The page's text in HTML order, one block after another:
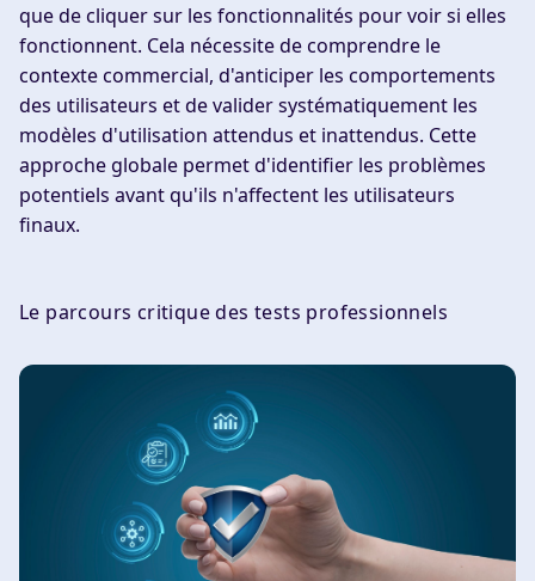
que de cliquer sur les fonctionnalités pour voir si elles
fonctionnent. Cela nécessite de comprendre le
contexte commercial, d'anticiper les comportements
des utilisateurs et de valider systématiquement les
modèles d'utilisation attendus et inattendus. Cette
approche globale permet d'identifier les problèmes
potentiels avant qu'ils n'affectent les utilisateurs
finaux.
Le parcours critique des tests professionnels